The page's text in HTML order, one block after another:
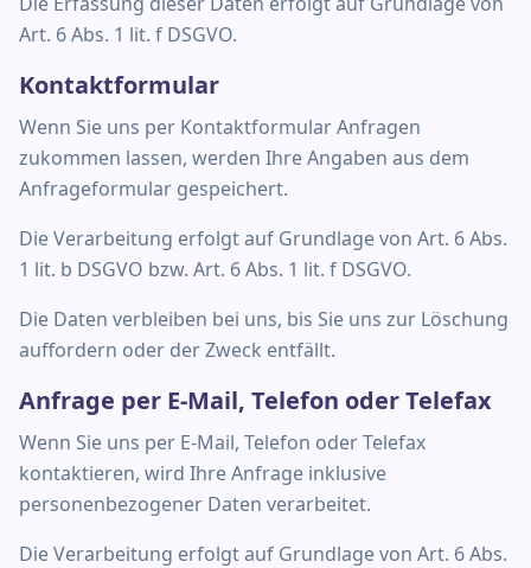
Art. 6 Abs. 1 lit. f DSGVO.
Kontaktformular
Wenn Sie uns per Kontaktformular Anfragen
zukommen lassen, werden Ihre Angaben aus dem
Anfrageformular gespeichert.
Die Verarbeitung erfolgt auf Grundlage von Art. 6 Abs.
1 lit. b DSGVO bzw. Art. 6 Abs. 1 lit. f DSGVO.
Die Daten verbleiben bei uns, bis Sie uns zur Löschung
auffordern oder der Zweck entfällt.
Anfrage per E-Mail, Telefon oder Telefax
Wenn Sie uns per E-Mail, Telefon oder Telefax
kontaktieren, wird Ihre Anfrage inklusive
personenbezogener Daten verarbeitet.
Die Verarbeitung erfolgt auf Grundlage von Art. 6 Abs.